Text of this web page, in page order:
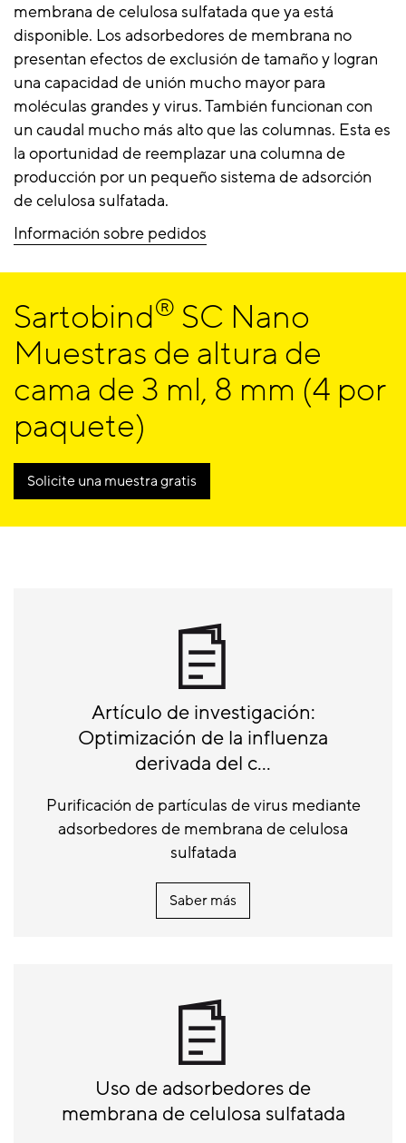
membrana de celulosa sulfatada que ya está
disponible. Los adsorbedores de membrana no
presentan efectos de exclusión de tamaño y logran
una capacidad de unión mucho mayor para
moléculas grandes y virus. También funcionan con
un caudal mucho más alto que las columnas. Esta es
la oportunidad de reemplazar una columna de
producción por un pequeño sistema de adsorción
de celulosa sulfatada.
Información sobre pedidos
Sartobind® SC Nano
Muestras de altura de
cama de 3 ml, 8 mm (4 por
paquete)
Solicite una muestra gratis
Artículo de investigación:
Optimización de la influenza
derivada del c...
Purificación de partículas de virus mediante
adsorbedores de membrana de celulosa
sulfatada
Saber más
Uso de adsorbedores de
membrana de celulosa sulfatada